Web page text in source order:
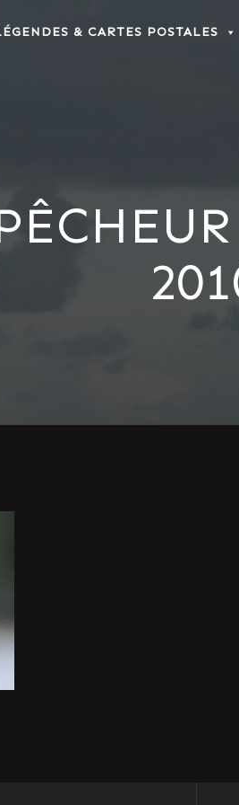
& CARTES POSTALES